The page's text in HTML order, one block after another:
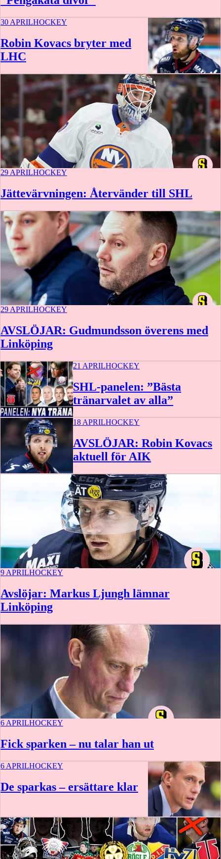
30 APRILHOCKEY
Robin Kovacs bryter med
LHC
29 APRILHOCKEY
Jättevärvningen: Återvänder till SHL
29 APRILHOCKEY
AVSLÖJAR: Gudmundsson överens med
Linköping
21 APRILHOCKEY
SHL-panelen: ”Bästa
tränarvalet av alla”
18 APRILHOCKEY
AVSLÖJAR: Robin Kovacs
aktuell för AIK
9 APRILHOCKEY
Avslöjar: Markus Ljungh lämnar
Linköping
6 APRILHOCKEY
Fick sparken – nu talar han ut
6 APRILHOCKEY
De sparkas – ersättare klar